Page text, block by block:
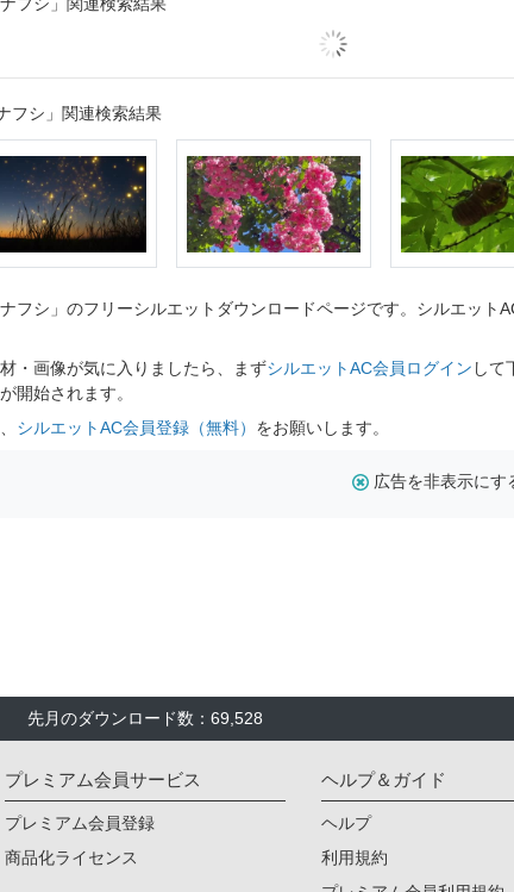
フシ」関連検索結果
フシ」のフリーシルエットダウンロードページです。シルエット
・画像が気に入りましたら、まずシルエットAC会員ログイン して
開始されます。
シルエットAC会員登録（無料） をお願いします。
広告を非表示にす
先月のダウンロード数：69,528
プレミアム会員サービス
プレミアム会員登録
商品化ライセンス
ヘルプ＆ガイド
ヘルプ
利用規約